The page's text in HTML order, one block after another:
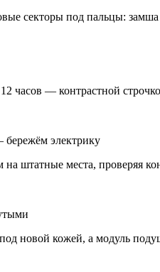
секторы под пальцы:
— контрастной
бережём электрику
штатные места, проверяя
новой кожей, а модуль